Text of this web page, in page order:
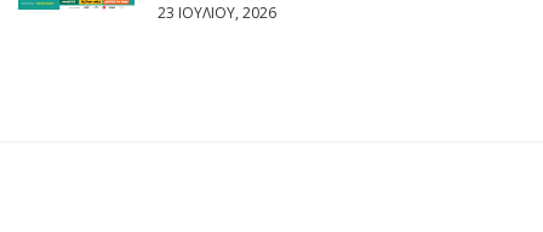
23 ΙΟΥΛΊΟΥ, 2026